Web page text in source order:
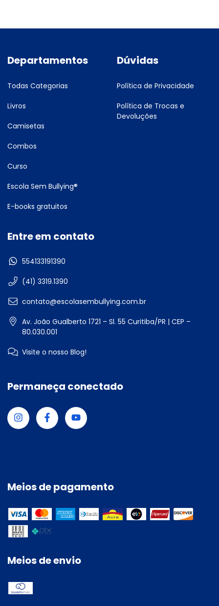
Departamentos
Todas Categorias
Livros
Camisetas
Combos
Curso
Escola Sem Bullying®
E-books gratuitos
Dúvidas
Política de Privacidade
Política de Trocas e
Devoluções
Entre em contato
554133191390
(41) 3319.1390
contato@escolasembullying.com.br
Av. João Gualberto 1721 – Sl. 55 Curitiba/PR | CEP –
80.030.001
Visite o nosso Blog!
Permaneça conectado
Meios de pagamento
Meios de envio